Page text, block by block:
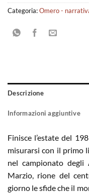
Categoria:Omero -
Descrizione
Informazioni aggiuntive
Finisce l’estate del
misurarsi con il primo
nel campionato
Marzio, rione del
giorno le sfide che il